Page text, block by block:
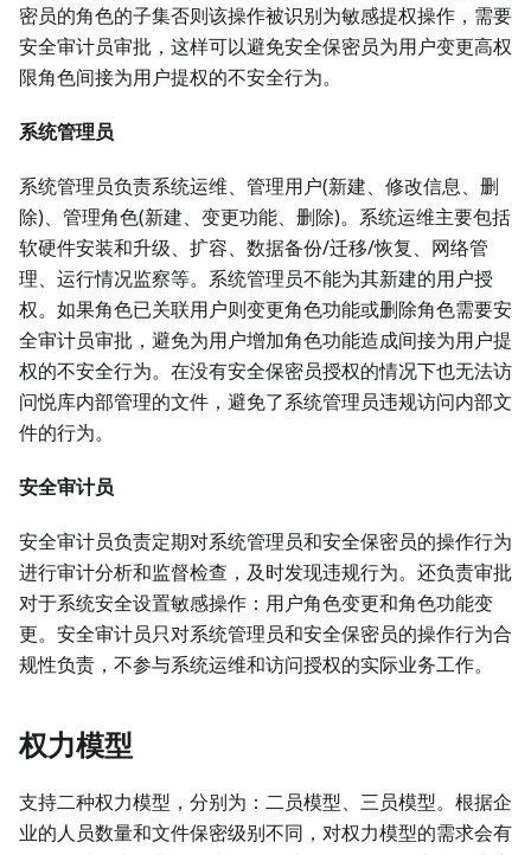
密员的角色的子集否则该操作被识别为敏感提权操作，需要
安全审计员审批，这样可以避免安全保密员为用户变更高权
限角色间接为用户提权的不安全行为。
系统管理员
系统管理员负责系统运维、管理用户(新建、修改信息、删
除)、管理角色(新建、变更功能、删除)。系统运维主要包括
软硬件安装和升级、扩容、数据备份/迁移/恢复、网络管
理、运行情况监察等。系统管理员不能为其新建的用户授
权。如果角色已关联用户则变更角色功能或删除角色需要安
全审计员审批，避免为用户增加角色功能造成间接为用户提
权的不安全行为。在没有安全保密员授权的情况下也无法访
问悦库内部管理的文件，避免了系统管理员违规访问内部文
件的行为。
安全审计员
安全审计员负责定期对系统管理员和安全保密员的操作行为
进行审计分析和监督检查，及时发现违规行为。还负责审批
对于系统安全设置敏感操作：用户角色变更和角色功能变
更。安全审计员只对系统管理员和安全保密员的操作行为合
规性负责，不参与系统运维和访问授权的实际业务工作。
权力模型
支持二种权力模型，分别为：二员模型、三员模型。根据企
业的人员数量和文件保密级别不同，对权力模型的需求会有